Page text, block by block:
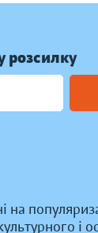
розсилку
на
і